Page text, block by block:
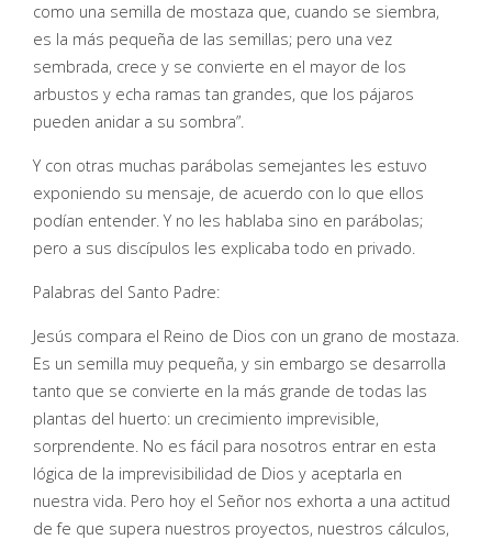
como una semilla de mostaza que, cuando se siembra,
es la más pequeña de las semillas; pero una vez
sembrada, crece y se convierte en el mayor de los
arbustos y echa ramas tan grandes, que los pájaros
pueden anidar a su sombra”.
Y con otras muchas parábolas semejantes les estuvo
exponiendo su mensaje, de acuerdo con lo que ellos
podían entender. Y no les hablaba sino en parábolas;
pero a sus discípulos les explicaba todo en privado.
Palabras del Santo Padre:
Jesús compara el Reino de Dios con un grano de mostaza.
Es un semilla muy pequeña, y sin embargo se desarrolla
tanto que se convierte en la más grande de todas las
plantas del huerto: un crecimiento imprevisible,
sorprendente. No es fácil para nosotros entrar en esta
lógica de la imprevisibilidad de Dios y aceptarla en
nuestra vida. Pero hoy el Señor nos exhorta a una actitud
de fe que supera nuestros proyectos, nuestros cálculos,